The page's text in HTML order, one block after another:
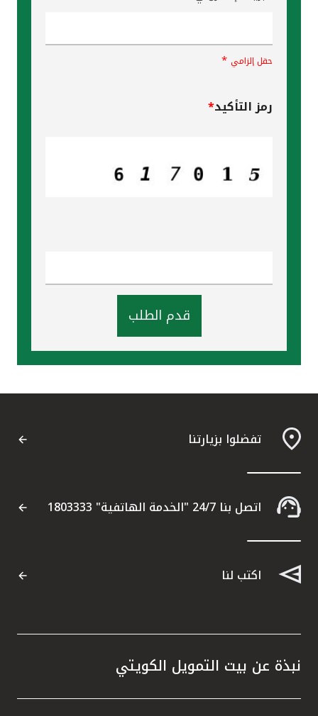
حقل إلزامي *
رمز التأكيد*
قدم الطلب
تفضلوا بزيارتنا
اتصل بنا 24/7 "الخدمة الهاتفية" 1803333
اكتب لنا
نبذة عن بيت التمويل الكويتي